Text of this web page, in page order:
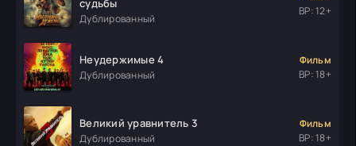
судьбы
Дублированный
ВР: 12+
Неудержимые 4
Дублированный
Фильм
ВР: 18+
Великий уравнитель 3
Дублированный
Фильм
ВР: 18+